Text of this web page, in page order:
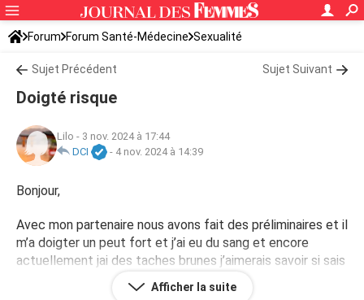
Forum Forum Santé-Médecine Sexualité
Sujet Précédent Sujet Suivant
Doigté risque
Lilo - 3 nov. 2024 à 17:44
DCI
- 4 nov. 2024 à 14:39
Bonjour,
Avec mon partenaire nous avons fait des préliminaires et il
m’a doigter un peut fort et j’ai eu du sang et encore
actuellement jai des taches brunes j’aimerais savoir si sais
grave merci d’avance pour votre réponse :)
Afficher la suite